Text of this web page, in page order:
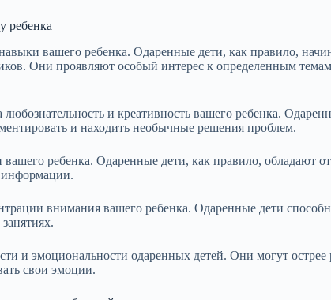
ребенка
вашего ребенка. Одаренные дети, как правило,
Они проявляют особый интерес к определенным
и креативность вашего ребенка.
и находить необычные решения проблем.
ребенка. Одаренные дети, как правило, обладают
внимания вашего ребенка. Одаренные дети
и эмоциональности одаренных детей. Они могут острее
свои эмоции.